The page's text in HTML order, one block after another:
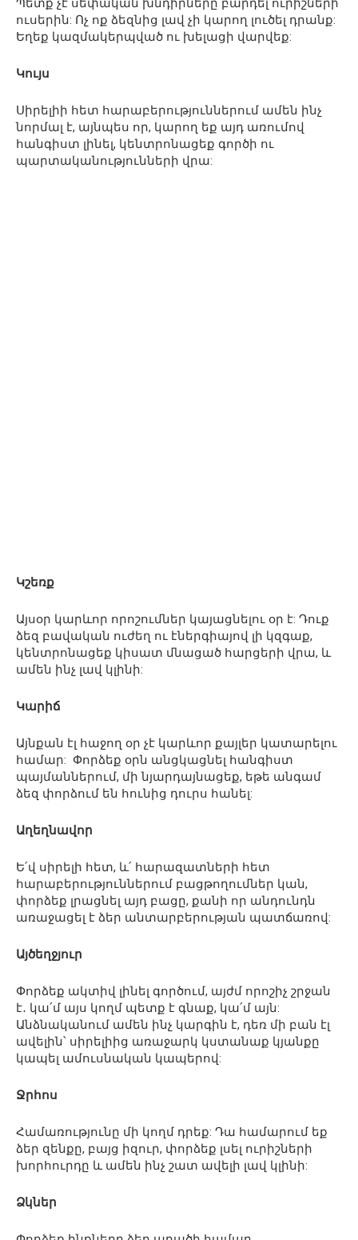
Պետք չէ սեփական խնդիրները բարդել ուրիշների
ուսերին: Ոչ ոք ձեզնից լավ չի կարող լուծել դրանք:
Եղեք կազմակերպված ու խելացի վարվեք:
Կույս
Սիրելիի հետ հարաբերություններում ամեն ինչ
նորմալ է, այնպես որ, կարող եք այդ առումով
հանգիստ լինել, կենտրոնացեք գործի ու
պարտականությունների վրա:
Կշեռք
Այսօր կարևոր որոշումներ կայացնելու օր է: Դուք
ձեզ բավական ուժեղ ու էներգիայով լի կզգաք,
կենտրոնացեք կիսատ մնացած հարցերի վրա, և
ամեն ինչ լավ կլինի:
Կարիճ
Այնքան էլ հաջող օր չէ կարևոր քայլեր կատարելու
համար: Փորձեք օրն անցկացնել հանգիստ
պայմաններում, մի նյարդայնացեք, եթե անգամ
ձեզ փորձում են հունից դուրս հանել:
Աղեղնավոր
Ե՛վ սիրելի հետ, և՛ հարազատների հետ
հարաբերություններում բացթողումներ կան,
փորձեք լրացնել այդ բացը, քանի որ անդունդն
առաջացել է ձեր անտարբերության պատճառով:
Այծեղջյուր
Փորձեք ակտիվ լինել գործում, այժմ որոշիչ շրջան
է․ կա՛մ այս կողմ պետք է գնաք, կա՛մ այն:
Անձնականում ամեն ինչ կարգին է, դեռ մի բան էլ
ավելին՝ սիրելիից առաջարկ կստանաք կյանքը
կապել ամուսնական կապերով:
Ջրհոս
Համառությունը մի կողմ դրեք: Դա համարում եք
ձեր զենքը, բայց իզուր, փորձեք լսել ուրիշների
խորհուրդը և ամեն ինչ շատ ավելի լավ կլինի:
Ձկներ